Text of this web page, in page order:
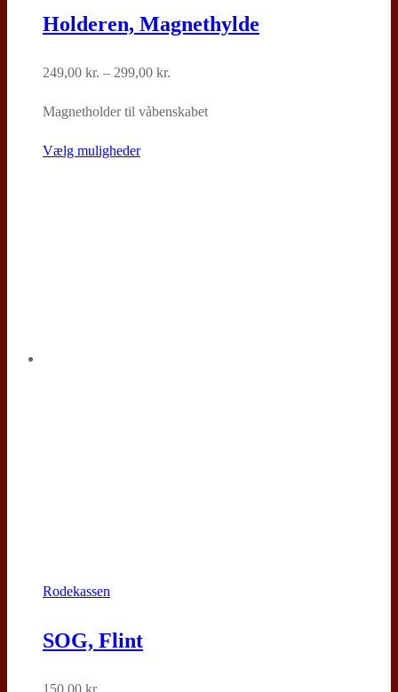
Holderen, Magnethylde
249,00 kr. – 299,00 kr.
til
Magnetholder til våbenskabet
Vælg mulighederDette
Rodekassen
SOG, Flint
150,00 kr.